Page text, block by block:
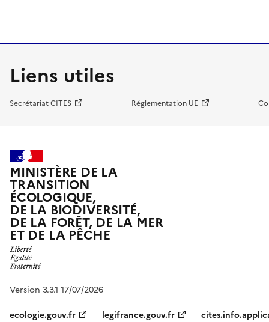
Liens utiles
Secrétariat CITES Réglementation UE
MINISTÈRE DE LA
TRANSITION
ÉCOLOGIQUE,
DE LA BIODIVERSITÉ,
DE LA FORÊT, DE LA MER
ET DE LA PÊCHE
Version 3.3.1 17/07/2026
ecologie.gouv.fr
legifrance.gouv.fr